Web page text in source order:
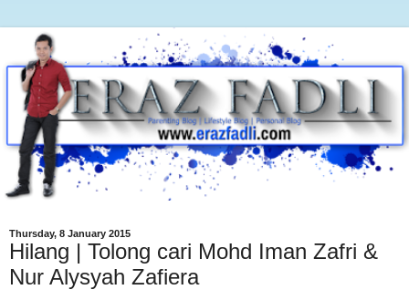
Thursday, 8 January 2015
Hilang | Tolong cari Mohd Iman Zafri &
Nur Alysyah Zafiera